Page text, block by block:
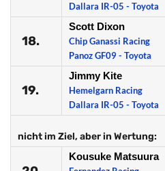
Dallara IR-05 - Toyota
18.
Scott Dixon
Chip Ganassi Racing
Panoz GF09 - Toyota
19.
Jimmy Kite
Hemelgarn Racing
Dallara IR-05 - Toyota
nicht im Ziel, aber in Wertung:
Kousuke Matsuura